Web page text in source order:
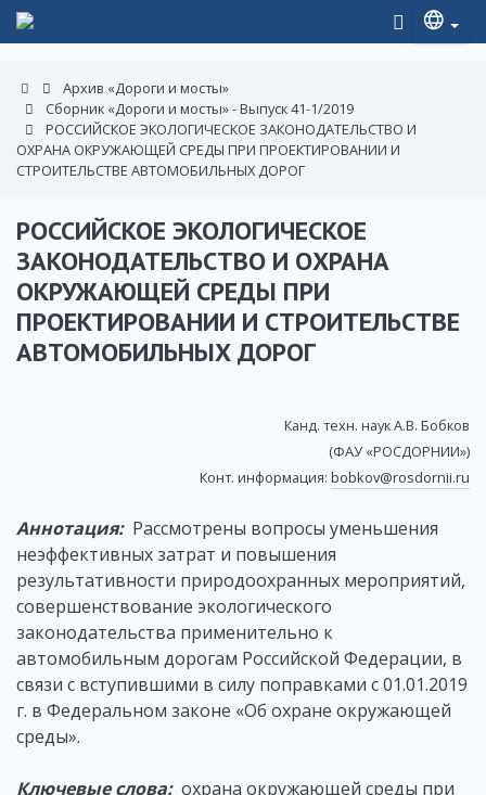
Архив «Дороги и мосты»
Сборник «Дороги и мосты» - Выпуск 41-1/2019
РОССИЙСКОЕ ЭКОЛОГИЧЕСКОЕ ЗАКОНОДАТЕЛЬСТВО И
ОХРАНА ОКРУЖАЮЩЕЙ СРЕДЫ ПРИ ПРОЕКТИРОВАНИИ И
СТРОИТЕЛЬСТВЕ АВТОМОБИЛЬНЫХ ДОРОГ
РОССИЙСКОЕ ЭКОЛОГИЧЕСКОЕ
ЗАКОНОДАТЕЛЬСТВО И ОХРАНА
ОКРУЖАЮЩЕЙ СРЕДЫ ПРИ
ПРОЕКТИРОВАНИИ И СТРОИТЕЛЬСТВЕ
АВТОМОБИЛЬНЫХ ДОРОГ
Канд. техн. наук А.В. Бобков
(ФАУ «РОСДОРНИИ»)
Конт. информация: bobkov@rosdornii.ru
Аннотация:Рассмотрены вопросы уменьшения
неэффективных затрат и повышения
результативности природоохранных мероприятий,
совершенствование экологического
законодательства применительно к
автомобильным дорогам Российской Федерации, в
связи с вступившими в силу поправками с 01.01.2019
г. в Федеральном законе «Об охране окружающей
среды».
Ключевые слова:охрана окружающей среды при